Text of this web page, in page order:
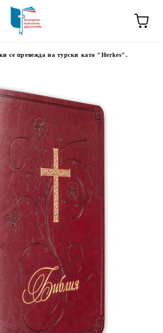
се превежда на турски като "Herkes".